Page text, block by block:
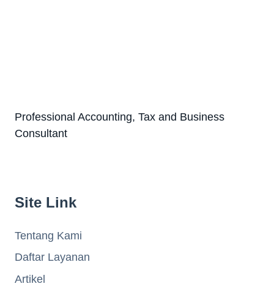
Professional Accounting, Tax and Business
Consultant
Site Link
Tentang Kami
Daftar Layanan
Artikel